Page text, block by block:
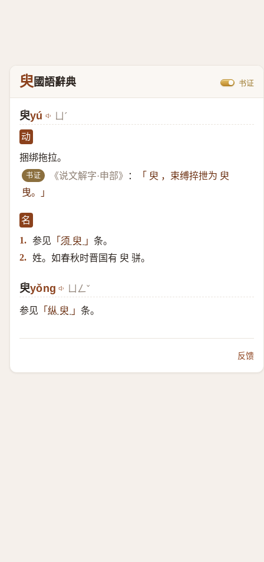
臾國語辭典 书证
臾yú ㄩˊ
动
捆绑拖拉。
书证 《说文解字·申部》 ：
「 臾 ，束缚捽抴为 臾
曳。」
名
1. 参见 「 须 臾 」 条。
2. 姓。如春秋时晋国有 臾 骈。
臾yǒng ㄩㄥˇ
参见 「 纵 臾 」 条。
反馈